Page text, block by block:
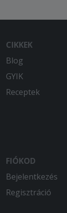
CIKKEK
Blog
GYIK
Receptek
FIÓKOD
Bejelentkezés
Regisztráció